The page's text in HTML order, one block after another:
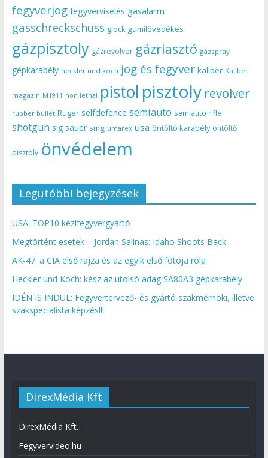
fegyverjog fegyverviselés gasalarm
gasschreckschuss glock gumilövedékes
gázpisztoly gázrevolver gázriasztó gázspray
gépkarabély heckler und koch jog és fegyver kaliber Kaliber
magazin M1911 non lethal pistol pisztoly revolver
rubber bullet Ruger selfdefence semiauto semiauto rifle
shotgun sig sauer smg umarex usa öntöltő karabély öntöltő
pisztoly önvédelem
Legutóbbi bejegyzések
USA: TOP10 kézifegyvergyártó
Megtörtént esetek – Jordan Salinas: Idaho Shoots Back
AK-47: a CIA első rajza és az egyik első fotója róla
Heckler und Koch: kész az utolsó adag SA80A3 gépkarabély
IDÉN IS INDUL: Fegyvertervező- és gyártó szakmérnöki, illetve
szakspecialista képzés!!!
DirexMédia Kft
DirexMédia Kft.
Fegyvervideo.hu